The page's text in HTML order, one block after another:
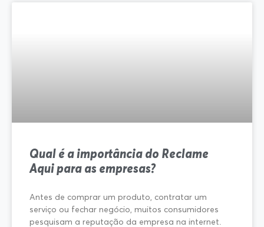
Qual é a importância do Reclame
Aqui para as empresas?
Antes de comprar um produto, contratar um
serviço ou fechar negócio, muitos consumidores
pesquisam a reputação da empresa na internet.